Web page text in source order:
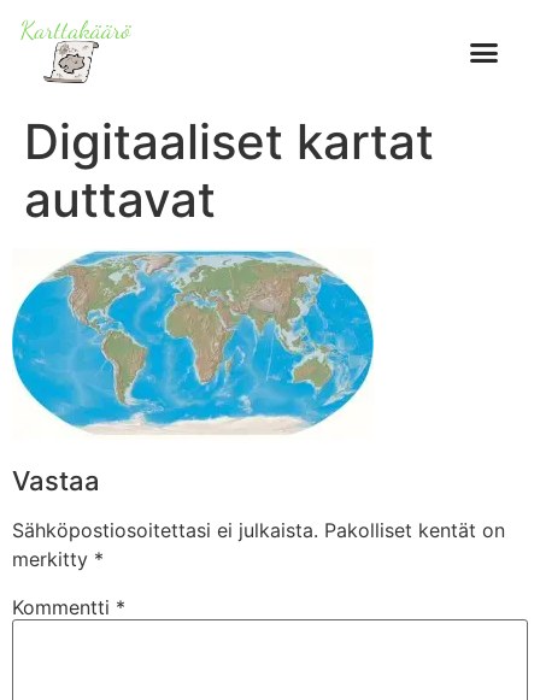
Digitaaliset kartat
auttavat
Vastaa
Sähköpostiosoitettasi ei julkaista. Pakolliset kentät on
merkitty *
Kommentti *